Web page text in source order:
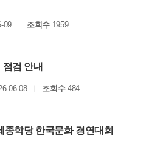
09 조회수1959
검 안내
06-08 조회수484
종학당 한국문화 경연대회